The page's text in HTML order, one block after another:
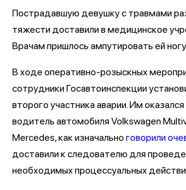
Пострадавшую девушку с травмами
тяжести доставили в медицинское
Врачам пришлось ампутировать ей
В ходе оперативно-розыскных
сотрудники Госавтоинспекции
второго участника аварии. Им
водитель автомобиля Volkswagen
Mercedes, как изначально говорили
доставили к следователю для
необходимых процессуальных